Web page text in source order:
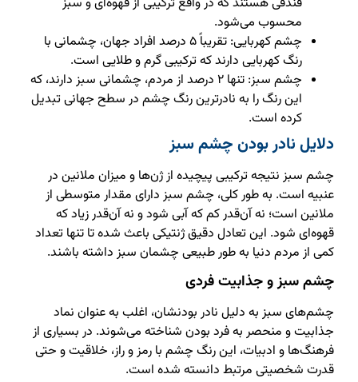
محسوب می‌شود.
چشم کهربایی: تقریباً ۵ درصد افراد جهان، چشمانی با
رنگ کهربایی دارند که ترکیبی گرم و طلایی است.
چشم سبز: تنها ۲ درصد از مردم، چشمانی سبز دارند، که
این رنگ را به نادرترین رنگ چشم در سطح جهانی تبدیل
کرده است.
دلایل نادر بودن چشم سبز
چشم سبز نتیجه ترکیبی پیچیده از ژن‌ها و میزان ملانین در
عنبیه است. به طور کلی، چشم سبز دارای مقدار متوسطی از
ملانین است؛ نه آن‌قدر کم که آبی شود و نه آن‌قدر زیاد که
قهوه‌ای شود. این تعادل دقیق ژنتیکی باعث شده تا تنها تعداد
کمی از مردم دنیا به طور طبیعی چشمان سبز داشته باشند.
چشم سبز و جذابیت فردی
چشم‌های سبز به دلیل نادر بودنشان، اغلب به عنوان نماد
جذابیت و منحصر به فرد بودن شناخته می‌شوند. در بسیاری از
فرهنگ‌ها و ادبیات، این رنگ چشم با رمز و راز، خلاقیت و حتی
قدرت شخصیتی مرتبط دانسته شده است.